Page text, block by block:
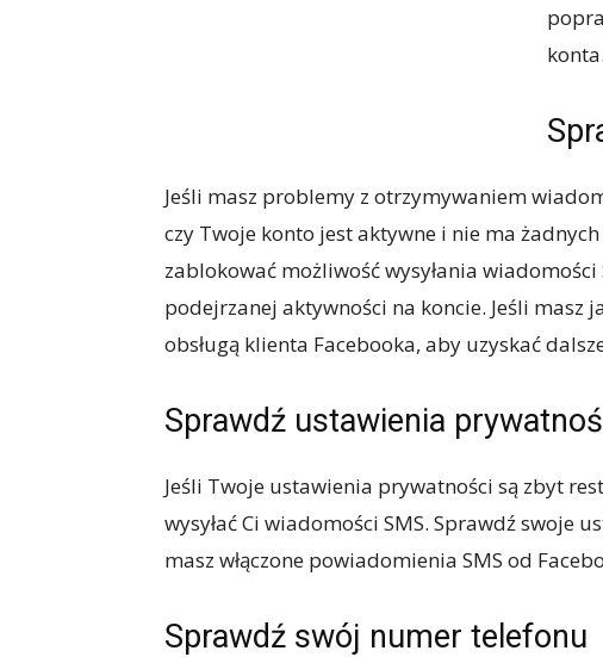
konta.
Jeśli masz problemy z otrzymywaniem
czy Twoje konto jest aktywne i nie ma
zablokować możliwość wysyłania
podejrzanej aktywności na koncie. Jeśli masz
obsługą klienta Facebooka, aby uzyskać
Sprawdź ustawienia
Jeśli Twoje ustawienia prywatności są zbyt
wysyłać Ci wiadomości SMS. Sprawdź swoje
masz włączone powiadomienia SMS od
Sprawdź swój numer telefonu